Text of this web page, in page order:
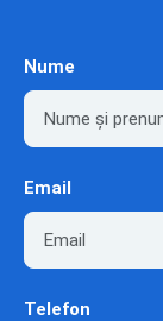
Nume
Email
Telefon